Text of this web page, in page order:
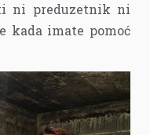
ni preduzetnik ni
kada imate pomoć